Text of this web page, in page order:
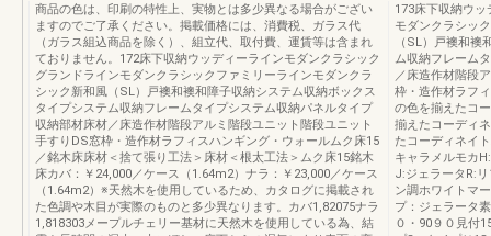
商品の色は、印刷の特性上、実物とは多少異なる場合がござい
ますのでご了承ください。掲載価格には、消費税、ガラス代
（ガラス組込商品を除く）、組立代、取付費、運賃等は含まれ
ておりません。172床下収納ウッディーラインモダンクラシック
グランドラインモダンクラシックファミリーラインモダンクラ
シック新和風（SL）戸襖和襖和障子収納システム収納ボックス
タイプシステム収納フレームタイプシステム収納パネルタイプ
収納部材床材／床造作材階段アルミ階段ユニット階段ユニット
手すりDS窓枠・造作材ラフィスハンギング・ウォールムク床15
／銘木床床材＜捨て張り工法＞床材＜根太工法＞ムク床15銘木
床カバ：￥24,000／ケース（1.64m2）ナラ：￥23,000／ケース
（1.64m2）※天然木を使用しているため、カタログに掲載され
た色調や木目が実際のものと多少異なります。カバ1,82075ナラ
1,818303メープルチェリー基材に天然木を使用している為、結
173床下収納ウ
モダンクラシッ
（SL）戸襖和襖
ム収納フレーム
／床造作材階段
枠・造作材ラフ
の色を揃えたコ
揃えたコーディ
たコーディネイ
キャラメルモカ
J:ジェラータR:
ン調ホワイトマ
プ：ジェラータ
０・90９０見付